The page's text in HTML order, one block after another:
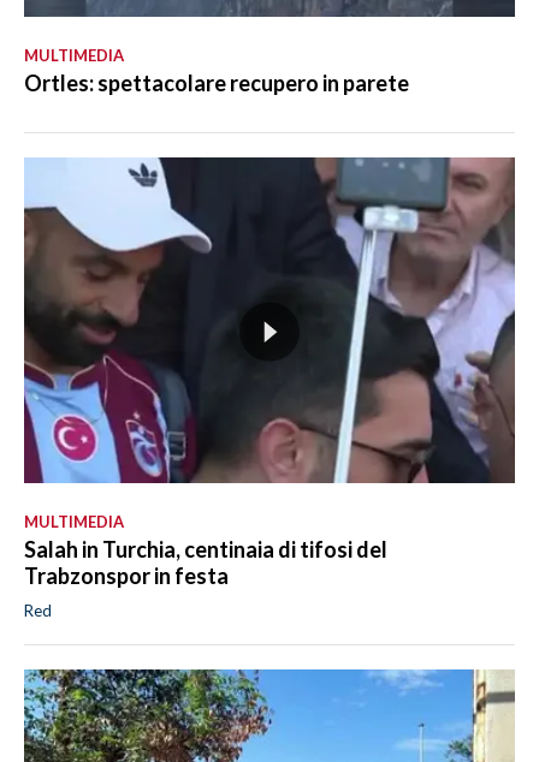
MULTIMEDIA
Ortles: spettacolare recupero in parete
MULTIMEDIA
Salah in Turchia, centinaia di tifosi del
Trabzonspor in festa
Red